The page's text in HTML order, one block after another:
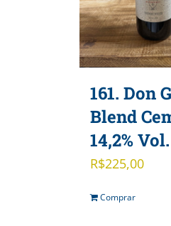
161. Don
Blend
14,2%
R$225,00
Comprar